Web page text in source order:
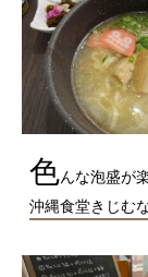
色んな泡盛が
沖縄食堂きじむ